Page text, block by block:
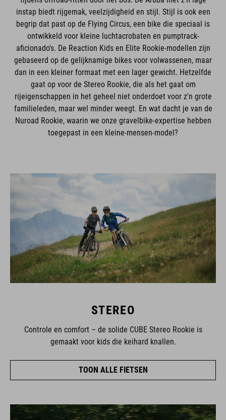
instap biedt rijgemak, veelzijdigheid en stijl. Stijl is ook een
begrip dat past op de Flying Circus, een bike die speciaal is
ontwikkeld voor kleine luchtacrobaten en pumptrack-
aficionado's. De Reaction Kids en Elite Rookie-modellen zijn
gebaseerd op de gelijknamige bikes voor volwassenen, maar
dan in een kleiner formaat met een lager gewicht. Hetzelfde
gaat op voor de Stereo Rookie, die als het gaat om
rijeigenschappen in het geheel niet onderdoet voor z'n grote
familieleden, maar wel minder weegt. En wat dacht je van de
Nuroad Rookie, waarin we onze gravelbike-expertise hebben
toegepast in een kleine-mensen-model?
STEREO
Controle en comfort – de solide CUBE Stereo Rookie is
gemaakt voor kids die keihard knallen.
TOON ALLE FIETSEN